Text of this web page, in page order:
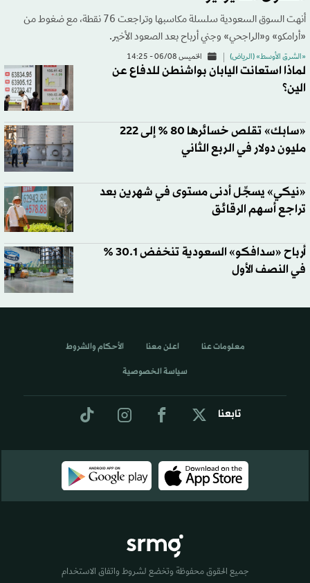
أنهت السوق السعودية سلسلة مكاسبها وتراجعت 76 نقطة، مع ضغوط من
«أرامكو» و«الراجحي» وجني أرباح بعد الصعود الأخير.
«الشرق الأوسط» (الرياض) الخميس 06/08 - 14:25
لماذا استعانت اليابان بواشنطن للدفاع عن
الين؟
«سابك» تقلص خسائرها 80 % إلى 222
مليون دولار في الربع الثاني
«نيكي» يسجِّل أدنى مستوى في شهرين بعد
تراجع أسهم الرقائق
أرباح «سدافكو» السعودية تنخفض 30.1 %
في النصف الأول
تابعنا
معلومات عنا اعلن معنا الأحكام والشروط
سياسة الخصوصية
جميع الحقوق محفوظة وتخضع لشروط واتفاق الاستخدام